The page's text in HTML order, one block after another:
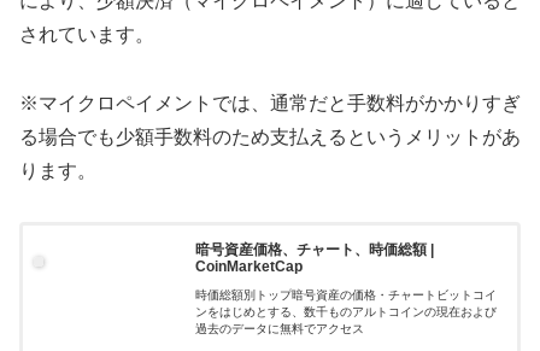
されています。
※マイクロペイメントでは、通常だと手数料がかかりすぎ
る場合でも少額手数料のため支払えるというメリットがあ
ります。
暗号資産価格、チャート、時価総額 |
CoinMarketCap
時価総額別トップ暗号資産の価格・チャートビットコイ
ンをはじめとする、数千ものアルトコインの現在および
過去のデータに無料でアクセス